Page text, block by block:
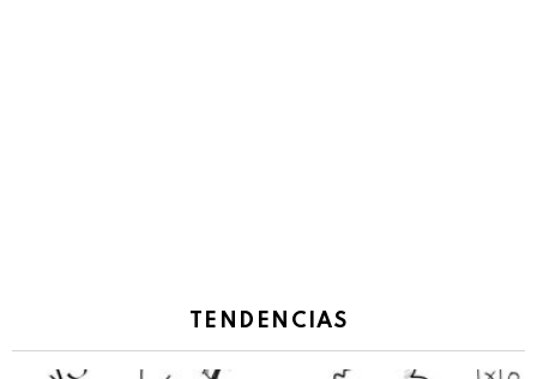
TENDENCIAS